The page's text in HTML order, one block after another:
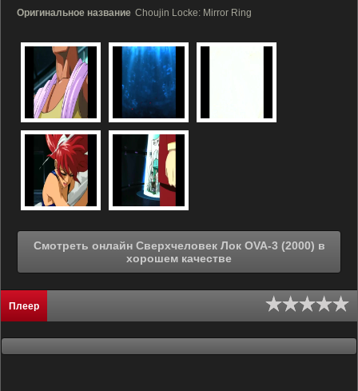
Оригинальное название Choujin Locke: Mirror Ring
Смотреть онлайн Сверхчеловек Лок OVA-3 (2000) в
хорошем качестве
Плеер